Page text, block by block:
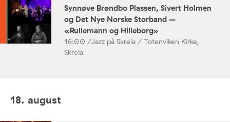
Synnøve Brøndbo Plassen, Sivert Holmen
og Det Nye Norske Storband –
«Rullemann og Hilleborg»
16:00 /Jazz på Skreia / Totenviken Kirke,
Skreia
18. august